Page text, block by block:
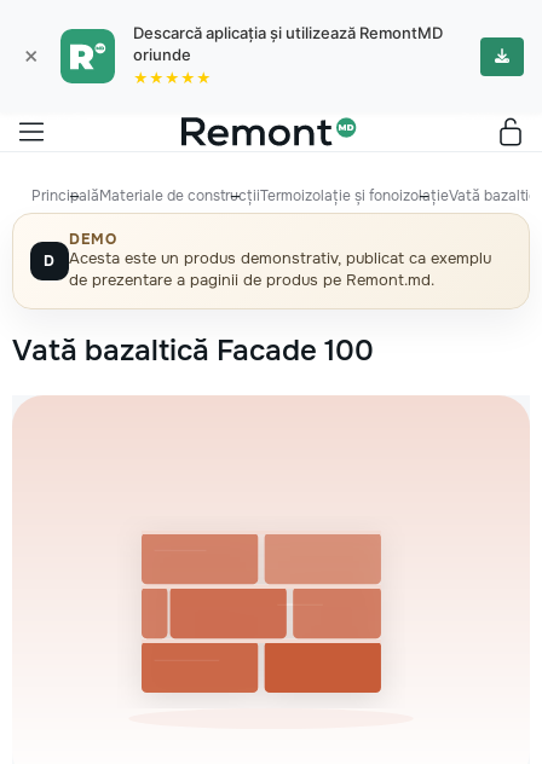
×
Descarcă aplicația și utilizează RemontMD
oriunde
★★★★★
PrincipalăMateriale de construcțiiTermoizolație și fonoizolațieVată
D
DEMO
Acesta este un produs demonstrativ, publicat ca exemplu
de prezentare a paginii de produs pe Remont.md.
Vată bazaltică Facade 100